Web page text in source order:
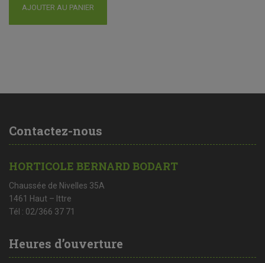
AJOUTER AU PANIER
Contactez-nous
HORTICOLE BERNARD BODART
Chaussée de Nivelles 35A
1461 Haut – Ittre
Tél : 02/366 37 71
Heures d’ouverture